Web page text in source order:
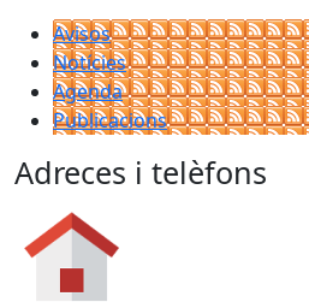
Avisos
Notícies
Agenda
Publicacions
Adreces i telèfons